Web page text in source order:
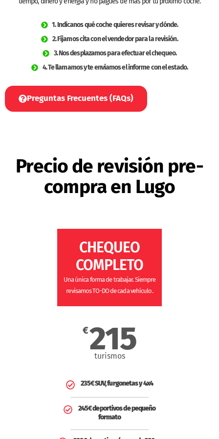
1. Indícanos qué coche quieres revisar y dónde.
2. Fijamos cita con el vendedor para la revisión.
3. Nos desplazamos para efectuar el chequeo.
4. Te llamamos y te enviamos el informe con el estado.
Preguntas Frecuentes (FAQs)
Precio de revisión pre-
compra en Lugo
CHEQUEO
COMPLETO
Una única forma de trabajar. Siempre
revisamos TO-DO de cada vehículo.
€215
turismos
235€ SUV, furgonetas y 4x4
245€ deportivos de pequeño
formato